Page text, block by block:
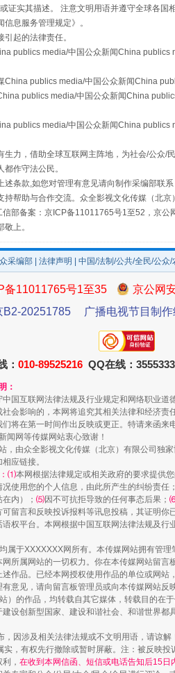
镜头丨大暑三秋近
如何以同查同治破解风腐
实其描述。 注意文明用语并遵守全球各国
信息服务管理规定》。
起的法律责任。
publics media/中国公众新闻China
China publics media/中国公众新闻China
publics media/中国公众新闻China
publics media/中国公众新闻China
力，借助全球互联网主阵地，为社会/公众
作守法公民。
条款,如您对管理有意见请向制作采编部
帮助与合作交流。众全影视文化传媒（北京
部备案：京ICP备11011765号1至52，京公
上。
采编部 法律声明 | 中国/法制/公共/全民/公众
备11011765号1至35
京公网
B2-20251785
广播电视节目制
： 010-89525216 QQ在线：
：
国互联网法律法规及行业规定和网络职业
会影响的，本网将追究其相关法律和经济
将在第一时间作出反映或更正。特请来函
闻网等传媒网站衷心致谢！
，由众全影视文化传媒（北京）有限公司独
应链接。
：⑴本网根据法律规定或相关政府的要求提供您
使用您的个人信息，由此所产生的纠纷责任；
内）； ⑸因不可抗拒导致的任何事态后果；
留言和反映投诉报料等讯息投稿，其证明
权平台。本网根据中国互联网法律法规及行
属于XXXXXXX网所有。本传媒网站拥有管
所属网站的一切权力。你在本传媒网站留
作品。已经本网授权使用作品的单位或网站
意见，请向留言板管理员或向本传媒网站反映
）的作品，均转载自其它媒体，转载目的
设创新型国家、建设和谐社会、和谐世界
因涉及相关法律法规或不文明用语，请谅
实，有权先行撤除或暂时屏蔽。注：被反映
， 在收到本网信函、短信或电话告知后15日